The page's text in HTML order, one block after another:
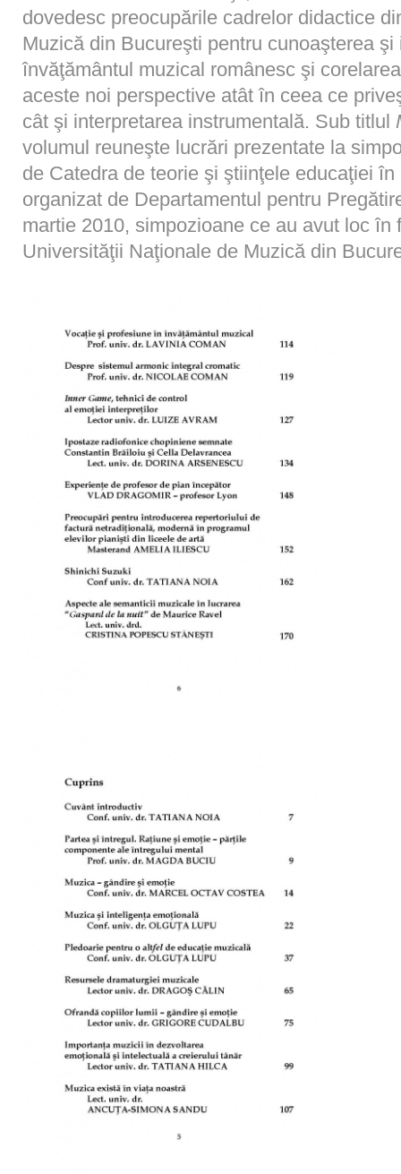
dovedesc preocupările cadrelor didactice
Muzică din Bucureşti pentru cunoaşterea
învăţământul muzical românesc şi
aceste noi perspective atât în ceea ce
cât şi interpretarea instrumentală. Sub titlul
volumul reuneşte lucrări prezentate la
de Catedra de teorie şi ştiinţele educaţiei
organizat de Departamentul pentru
martie 2010, simpozioane ce au avut loc
Universităţii Naţionale de Muzică din